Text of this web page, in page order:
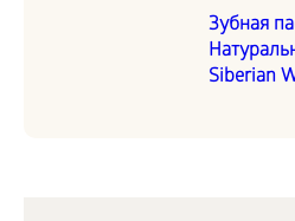
Зубная
Siberian